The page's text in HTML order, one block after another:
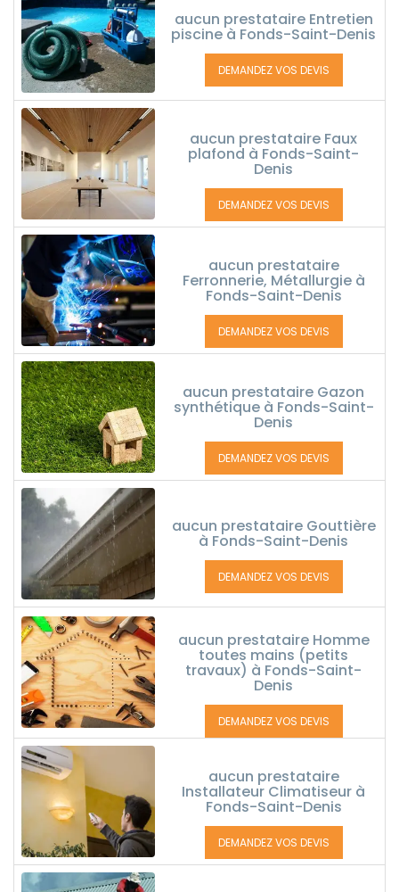
aucun prestataire Entretien
piscine à Fonds-Saint-Denis
DEMANDEZ VOS DEVIS
aucun prestataire Faux
plafond à Fonds-Saint-
Denis
DEMANDEZ VOS DEVIS
aucun prestataire
Ferronnerie, Métallurgie à
Fonds-Saint-Denis
DEMANDEZ VOS DEVIS
aucun prestataire Gazon
synthétique à Fonds-Saint-
Denis
DEMANDEZ VOS DEVIS
aucun prestataire Gouttière
à Fonds-Saint-Denis
DEMANDEZ VOS DEVIS
aucun prestataire Homme
toutes mains (petits
travaux) à Fonds-Saint-
Denis
DEMANDEZ VOS DEVIS
aucun prestataire
Installateur Climatiseur à
Fonds-Saint-Denis
DEMANDEZ VOS DEVIS